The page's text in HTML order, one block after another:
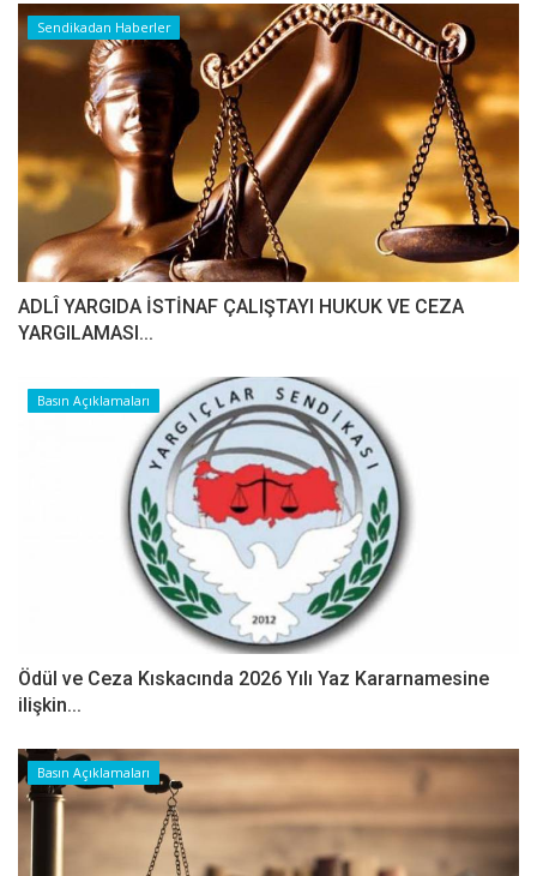
Sendikadan Haberler
ADLÎ YARGIDA İSTİNAF ÇALIŞTAYI HUKUK VE CEZA
YARGILAMASI...
Basın Açıklamaları
Ödül ve Ceza Kıskacında 2026 Yılı Yaz Kararnamesine
ilişkin...
Basın Açıklamaları